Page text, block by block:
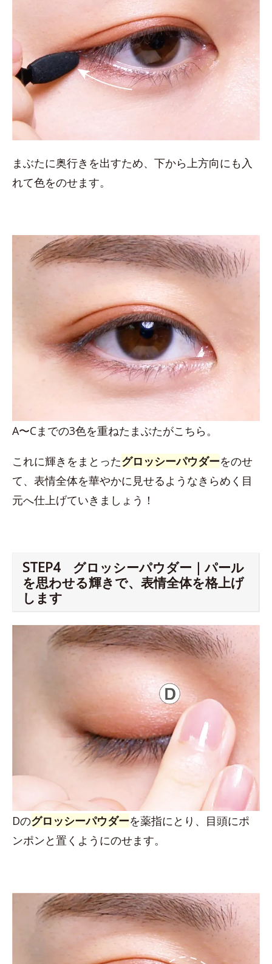
まぶたに奥行きを出すため、下から上方向にも入
れて色をのせます。
A〜Cまでの3色を重ねたまぶたがこちら。
これに輝きをまとったグロッシーパウダーをのせ
て、表情全体を華やかに見せるようなきらめく目
元へ仕上げていきましょう！
STEP4 グロッシーパウダー｜パール
を思わせる輝きで、表情全体を格上げ
します
Dのグロッシーパウダーを薬指にとり、目頭にポ
ンポンと置くようにのせます。